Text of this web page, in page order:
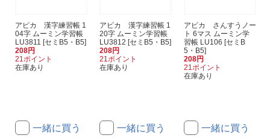
アピカ 漢字練習帳 1
04字 ムーミン学習帳
LU3811 [セミB5・B5]
208円
21ポイント
在庫あり
一緒に買う
アピカ 漢字練習帳 1
20字 ムーミン学習帳
LU3812 [セミB5・B5]
208円
21ポイント
在庫あり
一緒に買う
アピカ さんすうノー
ト 6マス ムーミン学
習帳 LU106 [セミB
5・B5]
208円
21ポイント
在庫あり
一緒に買う